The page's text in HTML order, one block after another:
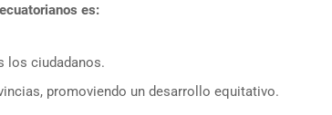
es:
los ciudadanos.
promoviendo un desarrollo equitativo.